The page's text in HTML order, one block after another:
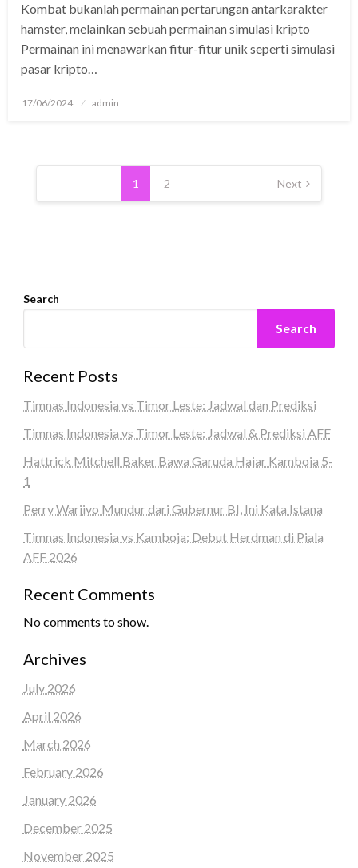
Kombat bukanlah permainan pertarungan antarkarakter
hamster, melainkan sebuah permainan simulasi kripto
Permainan ini menawarkan fitur-fitur unik seperti simulasi
pasar kripto…
Posted
17/06/2024 admin
Posts
1 2 Next
Search
Search
Recent Posts
Timnas Indonesia vs Timor Leste: Jadwal dan Prediksi
Timnas Indonesia vs Timor Leste: Jadwal & Prediksi AFF
Hattrick Mitchell Baker Bawa Garuda Hajar Kamboja 5-
1
Perry Warjiyo Mundur dari Gubernur BI, Ini Kata Istana
Timnas Indonesia vs Kamboja: Debut Herdman di Piala
AFF 2026
Recent Comments
No comments to show.
Archives
July 2026
April 2026
March 2026
February 2026
January 2026
December 2025
November 2025